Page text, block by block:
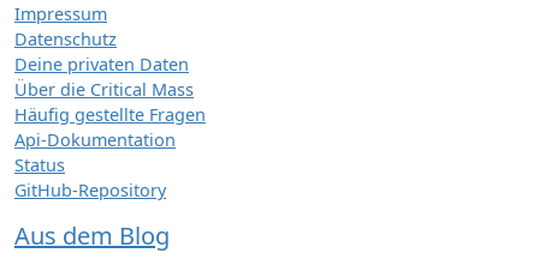
Impressum
Datenschutz
Deine privaten Daten
Über die Critical Mass
Häufig gestellte Fragen
Api-Dokumentation
Status
GitHub-Repository
Aus dem Blog